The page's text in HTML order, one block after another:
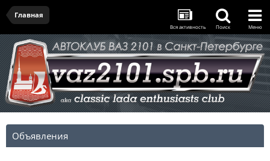
Главная
Вся активность Поиск Меню
Объявления